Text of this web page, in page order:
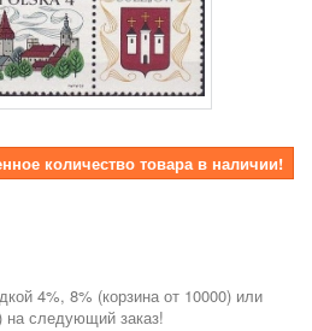
количество товара в наличии!
4%, 8% (корзина от 10000) или
на следующий заказ!